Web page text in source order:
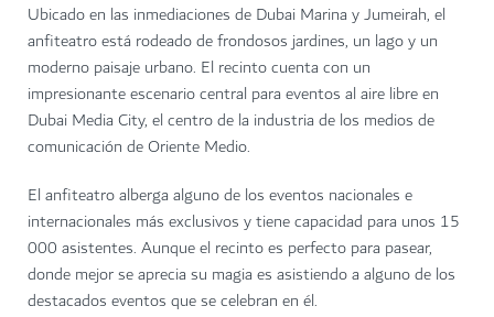
Ubicado en las inmediaciones de Dubai Marina y Jumeirah, el
anfiteatro está rodeado de frondosos jardines, un lago y un
moderno paisaje urbano. El recinto cuenta con un
impresionante escenario central para eventos al aire libre en
Dubai Media City, el centro de la industria de los medios de
comunicación de Oriente Medio.
El anfiteatro alberga alguno de los eventos nacionales e
internacionales más exclusivos y tiene capacidad para unos 15
000 asistentes. Aunque el recinto es perfecto para pasear,
donde mejor se aprecia su magia es asistiendo a alguno de los
destacados eventos que se celebran en él.